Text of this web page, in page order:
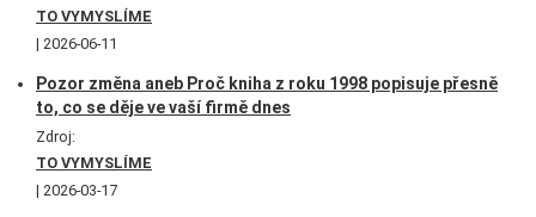
TO VYMYSLÍME
2026-06-11
Pozor změna aneb Proč kniha z roku 1998 popisuje přesně
to, co se děje ve vaší firmě dnes
Zdroj:
TO VYMYSLÍME
2026-03-17